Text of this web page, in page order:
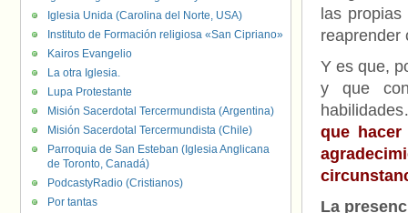
las
reaprender
Y es que,
y que
que
La
Iglesia Unida (Carolina del Norte, USA)
Instituto de Formación religiosa «San Cipriano»
Kairos Evangelio
La otra Iglesia.
Lupa Protestante
Misión Sacerdotal Tercermundista (Argentina)
Misión Sacerdotal Tercermundista (Chile)
Parroquia de San Esteban (Iglesia Anglicana
de Toronto, Canadá)
PodcastyRadio (Cristianos)
Por tantas